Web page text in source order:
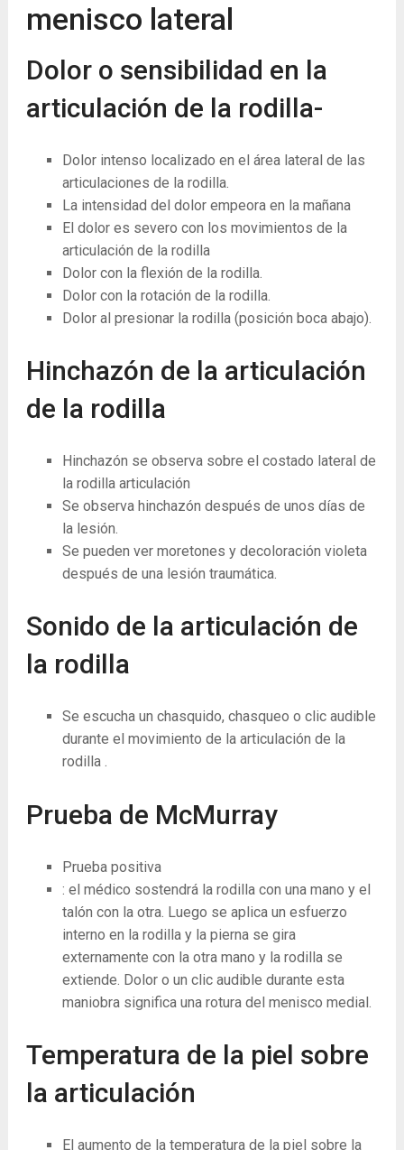
menisco lateral
Dolor o sensibilidad en la
articulación de la rodilla-
Dolor intenso localizado en el área lateral de las
articulaciones de la rodilla.
La intensidad del dolor empeora en la mañana
El dolor es severo con los movimientos de la
articulación de la rodilla
Dolor con la flexión de la rodilla.
Dolor con la rotación de la rodilla.
Dolor al presionar la rodilla (posición boca abajo).
Hinchazón de la articulación
de la rodilla
Hinchazón se observa sobre el costado lateral de
la rodilla articulación
Se observa hinchazón después de unos días de
la lesión.
Se pueden ver moretones y decoloración violeta
después de una lesión traumática.
Sonido de la articulación de
la rodilla
Se escucha un chasquido, chasqueo o clic audible
durante el movimiento de la articulación de la
rodilla .
Prueba de McMurray
Prueba positiva
: el médico sostendrá la rodilla con una mano y el
talón con la otra. Luego se aplica un esfuerzo
interno en la rodilla y la pierna se gira
externamente con la otra mano y la rodilla se
extiende. Dolor o un clic audible durante esta
maniobra significa una rotura del menisco medial.
Temperatura de la piel sobre
la articulación
El aumento de la temperatura de la piel sobre la